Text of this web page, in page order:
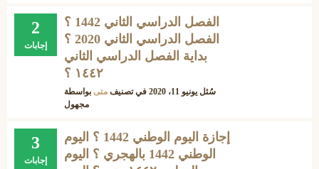
2
إجابات
الفصل الدراسي الثاني 1442 ؟
الفصل الدراسي الثاني 2020 ؟
بداية الفصل الدراسي الثاني
١٤٤٢ ؟
سُئل يونيو 11، 2020 في تصنيف متى بواسطة
مجهول
3
إجابات
إجازة اليوم الوطني 1442 ؟ اليوم
الوطني 1442 بالهجري ؟ اليوم